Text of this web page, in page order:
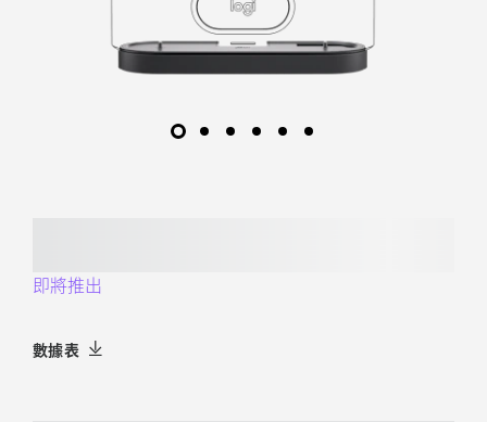
即將推出
數據表